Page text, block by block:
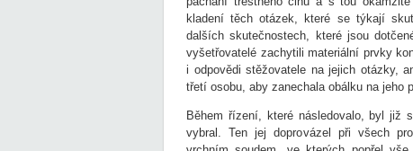
kladení těch otázek, které se týkají
dalších skutečnostech, které jsou
vyšetřovatelé zachytili materiální prvky
i odpovědi stěžovatele na jejich otázky,
třetí osobu, aby zanechala obálku na jeho
Během řízení, které následovalo, byl již
vybral. Ten jej doprovázel při všech